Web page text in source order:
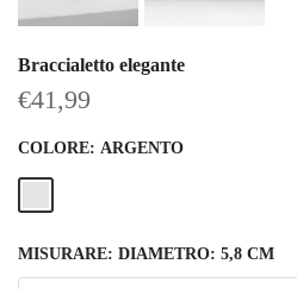
Braccialetto elegante
€41,99
COLORE: ARGENTO
MISURARE: DIAMETRO: 5,8 CM